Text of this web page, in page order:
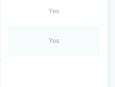
Yes
Yes